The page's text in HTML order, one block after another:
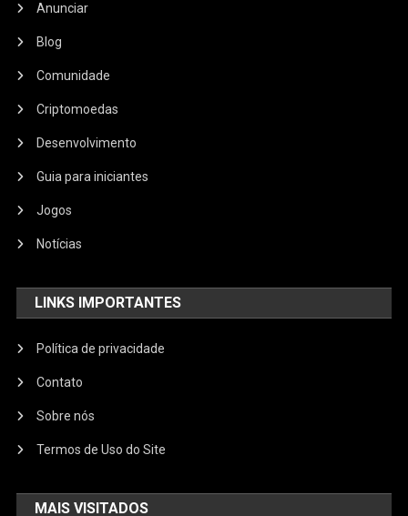
Anunciar
Blog
Comunidade
Criptomoedas
Desenvolvimento
Guia para iniciantes
Jogos
Notícias
LINKS IMPORTANTES
Política de privacidade
Contato
Sobre nós
Termos de Uso do Site
MAIS VISITADOS